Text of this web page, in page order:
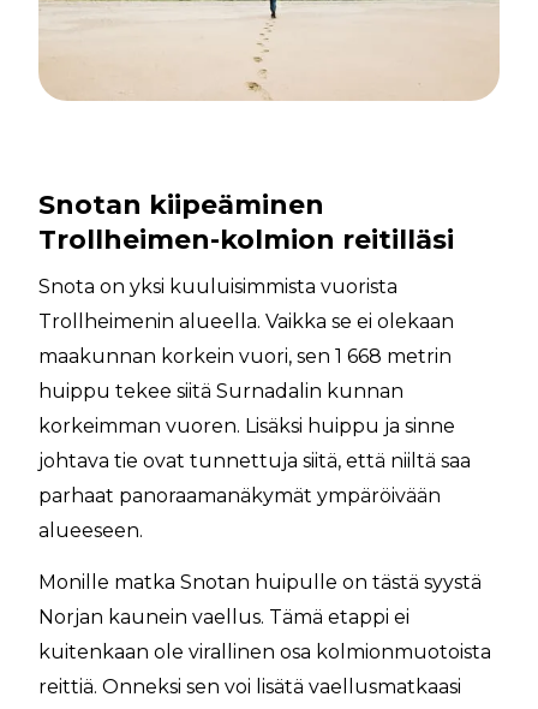
Snotan kiipeäminen
Trollheimen-kolmion reitilläsi
Snota on yksi kuuluisimmista vuorista
Trollheimenin alueella. Vaikka se ei olekaan
maakunnan korkein vuori, sen 1 668 metrin
huippu tekee siitä Surnadalin kunnan
korkeimman vuoren. Lisäksi huippu ja sinne
johtava tie ovat tunnettuja siitä, että niiltä saa
parhaat panoraamanäkymät ympäröivään
alueeseen.
Monille matka Snotan huipulle on tästä syystä
Norjan kaunein vaellus. Tämä etappi ei
kuitenkaan ole virallinen osa kolmionmuotoista
reittiä. Onneksi sen voi lisätä vaellusmatkaasi